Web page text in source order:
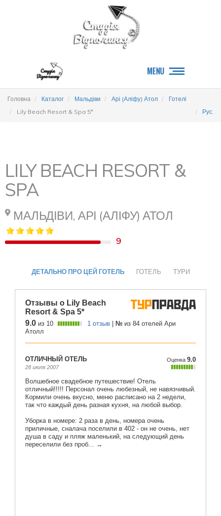
MENU
Головна Каталог Мальдіви Арі (Аліфу) Атол
Готелі
Lily Beach Resort & Spa 5*
Рус.
LILY BEACH RESORT &
SPA
МАЛЬДІВИ, АРІ (АЛІФУ) АТОЛ
9
ДЕТАЛЬНО ПРО ЦЕЙ ГОТЕЛЬ ГОТЕЛЬ ТУРИ